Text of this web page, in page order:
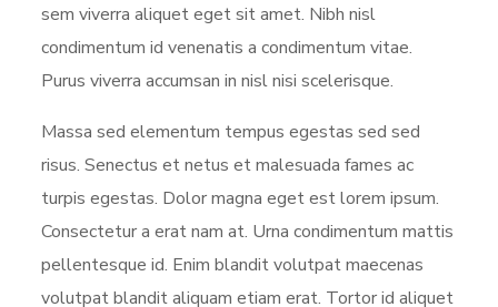
sem viverra aliquet eget sit amet. Nibh nisl
condimentum id venenatis a condimentum vitae.
Purus viverra accumsan in nisl nisi scelerisque.
Massa sed elementum tempus egestas sed sed
risus. Senectus et netus et malesuada fames ac
turpis egestas. Dolor magna eget est lorem ipsum.
Consectetur a erat nam at. Urna condimentum mattis
pellentesque id. Enim blandit volutpat maecenas
volutpat blandit aliquam etiam erat. Tortor id aliquet